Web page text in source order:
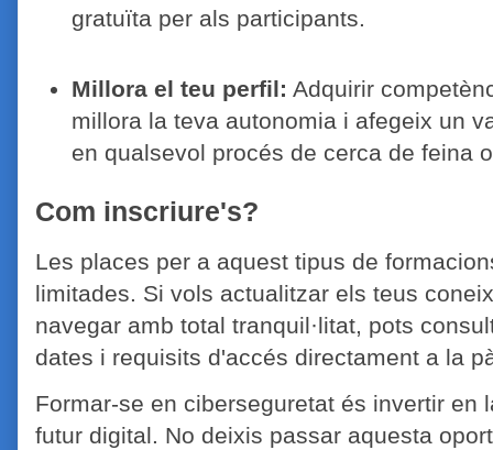
gratuïta per als participants.
Millora el teu perfil: Adquirir
millora la teva autonomia i afegeix un
en qualsevol procés de cerca de feina
Com inscriure's?
Les places per a aquest tipus de
limitades. Si vols actualitzar els teus
navegar amb total tranquil·litat, pots
dates i requisits d'accés directament a la
Formar-se en ciberseguretat és invertir en
futur digital. No deixis passar aquesta